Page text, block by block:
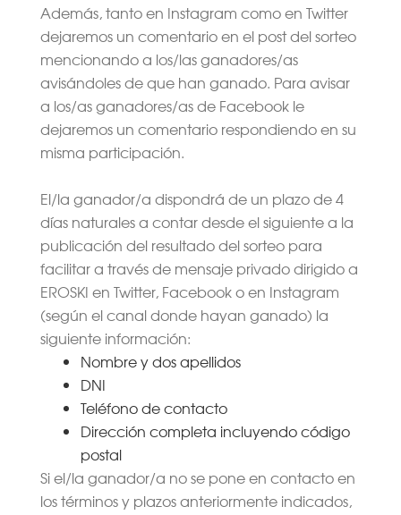
Además, tanto en Instagram como en Twitter
dejaremos un comentario en el post del sorteo
mencionando a los/las ganadores/as
avisándoles de que han ganado. Para avisar
a los/as ganadores/as de Facebook le
dejaremos un comentario respondiendo en su
misma participación.
El/la ganador/a dispondrá de un plazo de 4
días naturales a contar desde el siguiente a la
publicación del resultado del sorteo para
facilitar a través de mensaje privado dirigido a
EROSKI en Twitter, Facebook o en Instagram
(según el canal donde hayan ganado) la
siguiente información:
Nombre y dos apellidos
DNI
Teléfono de contacto
Dirección completa incluyendo código
postal
Si el/la ganador/a no se pone en contacto en
los términos y plazos anteriormente indicados,